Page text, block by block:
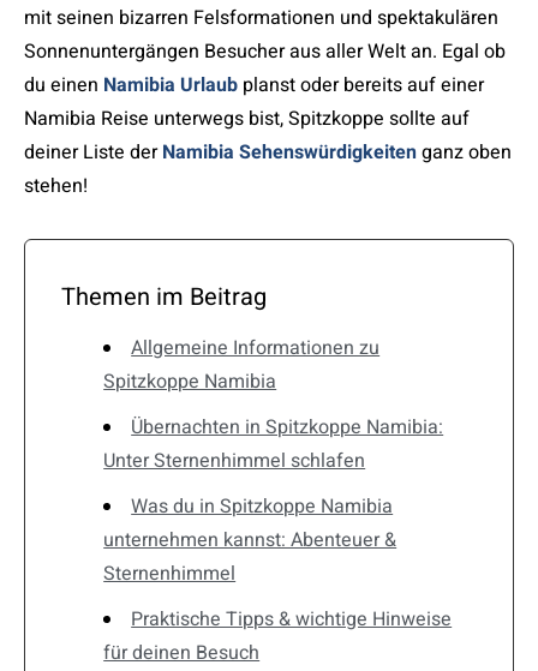
mit seinen bizarren Felsformationen und spektakulären
Sonnenuntergängen Besucher aus aller Welt an. Egal ob
du einen Namibia Urlaub planst oder bereits auf einer
Namibia Reise unterwegs bist, Spitzkoppe sollte auf
deiner Liste derNamibia Sehenswürdigkeitenganz oben
stehen!
Themen im Beitrag
Allgemeine Informationen zu
Spitzkoppe Namibia
Übernachten in Spitzkoppe Namibia:
Unter Sternenhimmel schlafen
Was du in Spitzkoppe Namibia
unternehmen kannst: Abenteuer &
Sternenhimmel
Praktische Tipps & wichtige Hinweise
für deinen Besuch